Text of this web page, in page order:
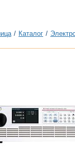
/ Каталог /